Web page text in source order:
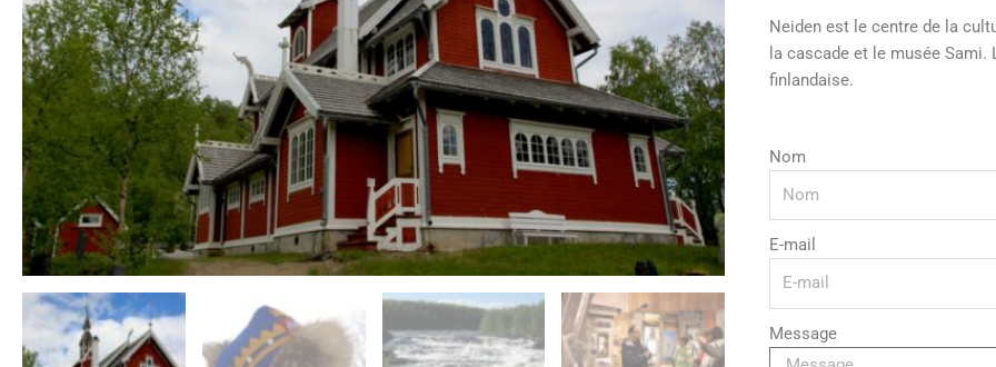
Neiden est le centre de la
la cascade et le musée
finlandaise.
Nom
E-mail
Message